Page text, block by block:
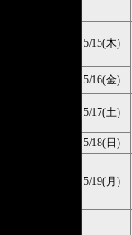
5/15(木)
5/16(金)
5/17(土)
5/18(日)
5/19(月)